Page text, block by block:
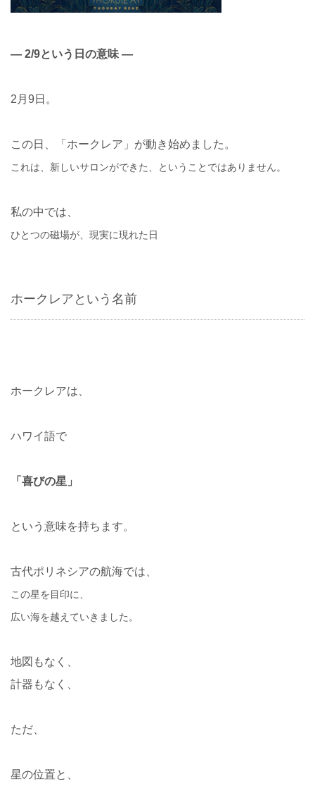
— 2/9という日の意味 —
2月9日。
この日、「ホークレア」が動き始めました。
これは、新しいサロンができた、ということではありません。
私の中では、
ひとつの磁場が、現実に現れた日
ホークレアという名前
ホークレアは、
ハワイ語で
「喜びの星」
という意味を持ちます。
古代ポリネシアの航海では、
この星を目印に、
広い海を越えていきました。
地図もなく、
計器もなく、
ただ、
星の位置と、